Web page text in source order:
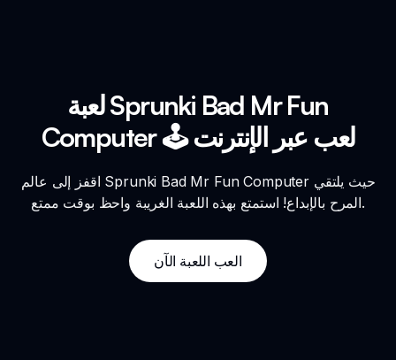
لعبة Sprunki Bad Mr Fun
Computer 🕹️ لعب عبر الإنترنت
اقفز إلى عالم Sprunki Bad Mr Fun Computer حيث يلتقي
المرح بالإبداع! استمتع بهذه اللعبة الغريبة واحظ بوقت ممتع.
العب اللعبة الآن